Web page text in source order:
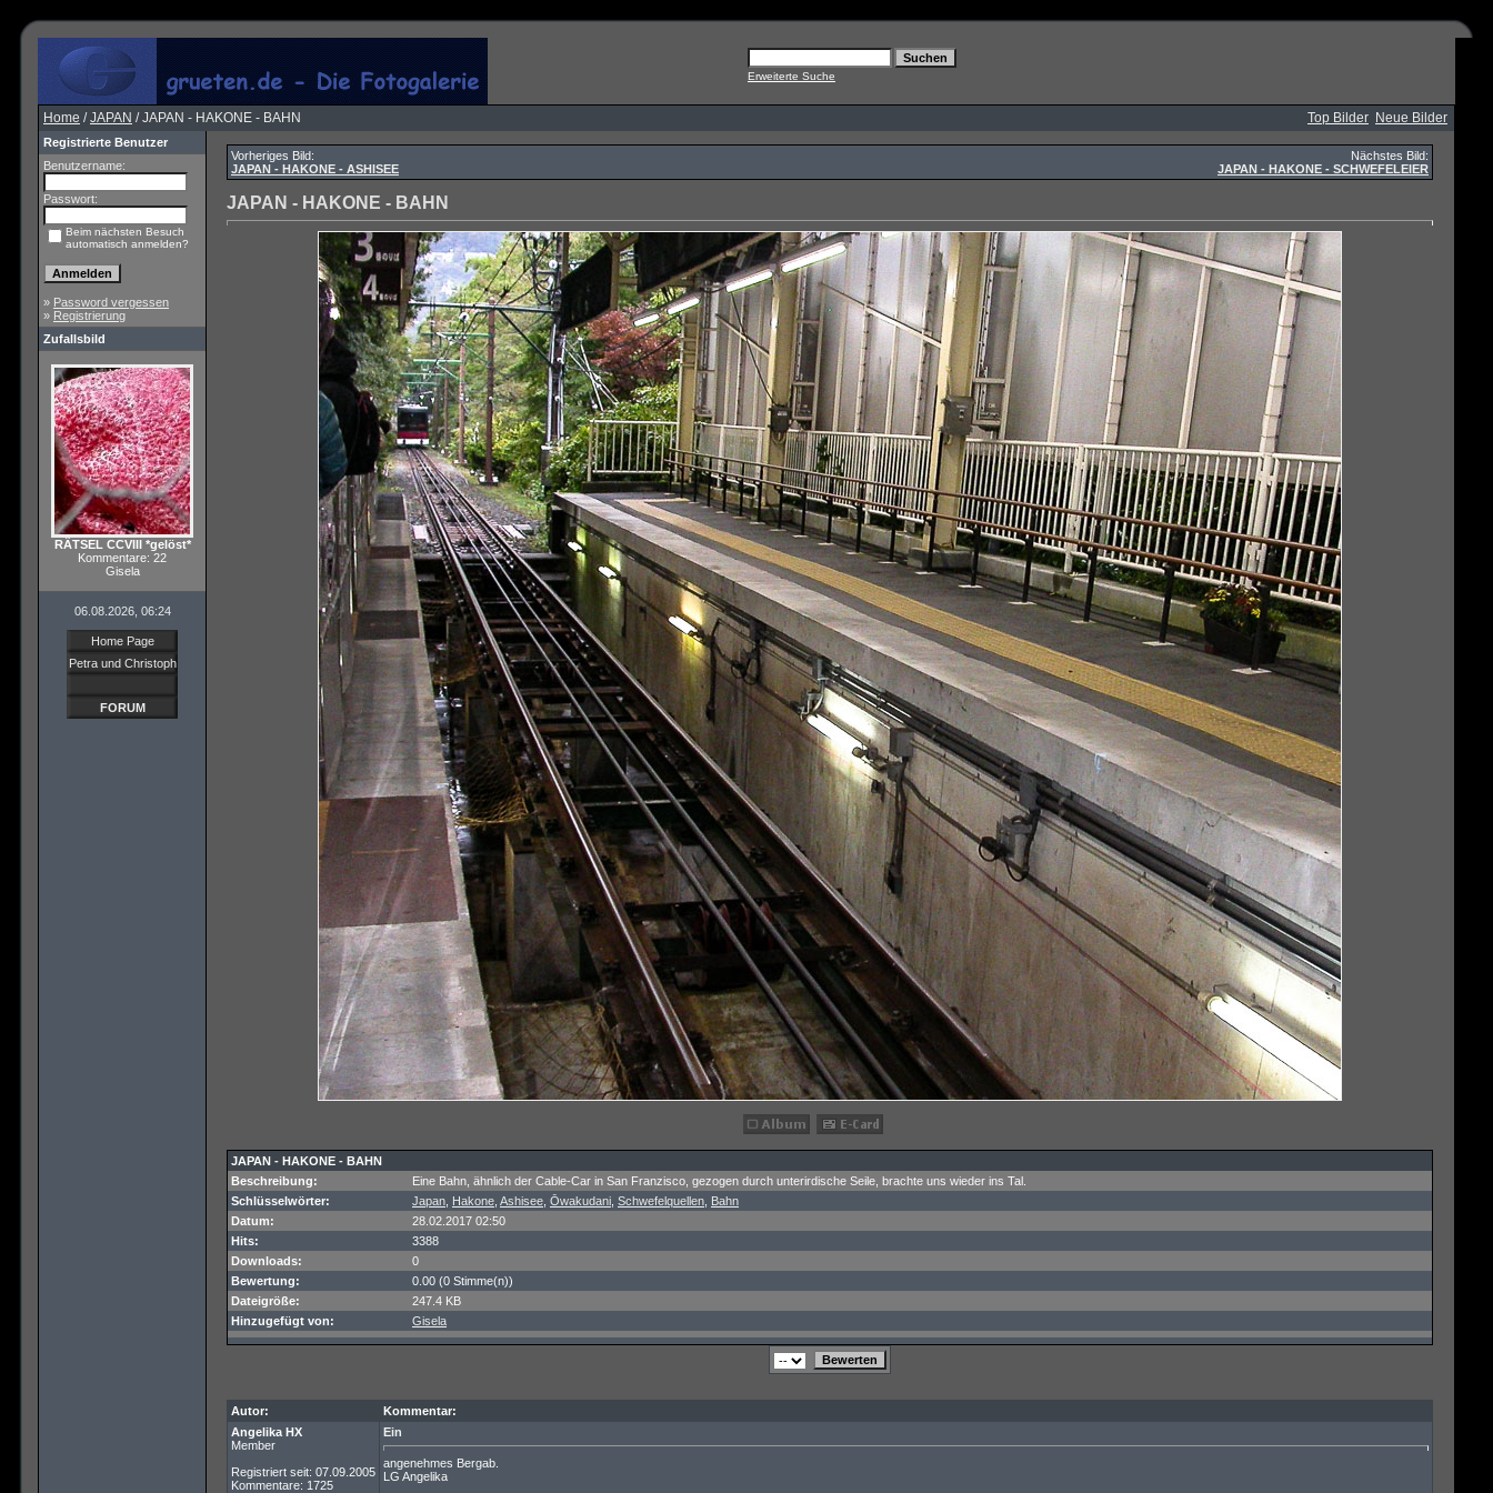
Erweiterte Suche
Home /JAPAN / JAPAN - HAKONE - BAHN Top Bilder Neue Bilder
Registrierte Benutzer
Benutzername:
Passwort:
Beim nächsten Besuch
automatisch anmelden?
» Password vergessen
» Registrierung
Zufallsbild
RÄTSEL CCVIII *gelöst*
Kommentare: 22
Gisela
06.08.2026, 06:24
Home Page
Petra und Christoph
FORUM
Vorheriges Bild:
JAPAN - HAKONE - ASHISEE
Nächstes Bild:
JAPAN - HAKONE - SCHWEFELEIER
JAPAN - HAKONE - BAHN
JAPAN - HAKONE - BAHN
Beschreibung:
Eine Bahn, ähnlich der Cable-Car in San Franzisco, gezogen durch unterirdische Seile, brachte uns wieder ins Tal.
Schlüsselwörter:
Japan Hakone Ashisee Ōwakudani Schwefelquellen Bahn
Datum:
28.02.2017 02:50
Hits:
3388
Downloads:
0
Bewertung:
0.00 (0 Stimme(n))
Dateigröße:
247.4 KB
Hinzugefügt von:
Gisela
Autor:
Kommentar:
Angelika HX
Member
Registriert seit: 07.09.2005
Kommentare: 1725
Ein
angenehmes Bergab.
LG Angelika